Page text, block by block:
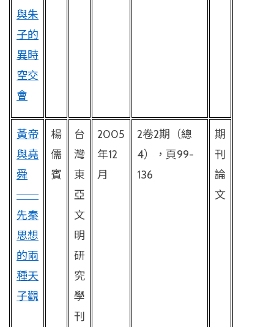
與朱
子的
異時
空交
會
黃帝
與堯
舜
──
先秦
思想
的兩
種天
子觀
楊
儒
賓
台
灣
東
亞
文
明
研
究
學
刊
2005
年12
月
2卷2期（總
4），頁99-
136
期
刊
論
文